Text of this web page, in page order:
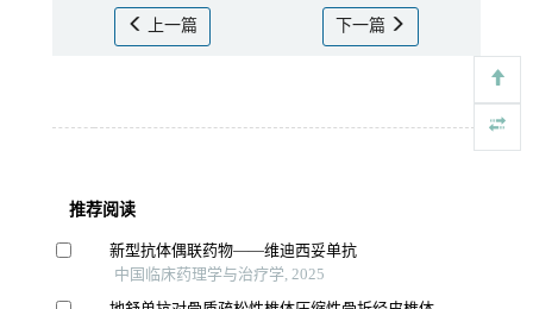
上一篇 下一篇